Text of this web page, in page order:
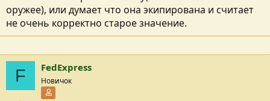
оружее), или думает что она экипирована и считает
не очень корректно старое значение.
F FedExpress
Новичок